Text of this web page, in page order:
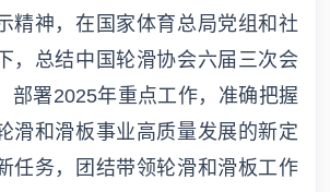
精神，在国家体育总局党组和社
，总结中国轮滑协会六届三次会
部署2025年重点工作，准确把握
滑和滑板事业高质量发展的新定
任务，团结带领轮滑和滑板工作